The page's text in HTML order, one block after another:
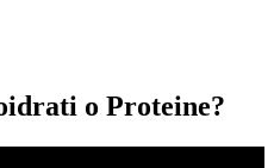
o Proteine?